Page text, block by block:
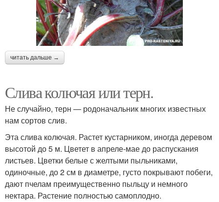
читать дальше →
Слива колючая или терн.
Не случайно, терн — родоначальник многих известных
нам сортов слив.
Эта слива колючая. Растет кустарником, иногда деревом
высотой до 5 м. Цветет в апреле-мае до распускания
листьев. Цветки белые с желтыми пыльниками,
одиночные, до 2 см в диаметре, густо покрывают побеги,
дают пчелам преимущественно пыльцу и немного
нектара. Растение полностью самоплодно.